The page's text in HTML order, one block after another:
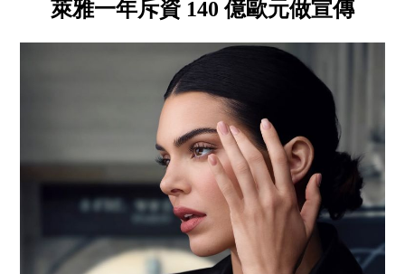
萊雅一年斥資 140 億歐元做宣傳